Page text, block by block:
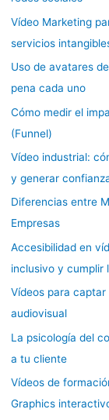
Vídeo Marketing
servicios
Uso de avatares
pena cada uno
Cómo medir el
(Funnel)
Vídeo industrial:
y generar
Diferencias entre
Empresas
Accesibilidad en
inclusivo y cumplir
Vídeos para
audiovisual
La psicología del
a tu cliente
Vídeos de
Graphics